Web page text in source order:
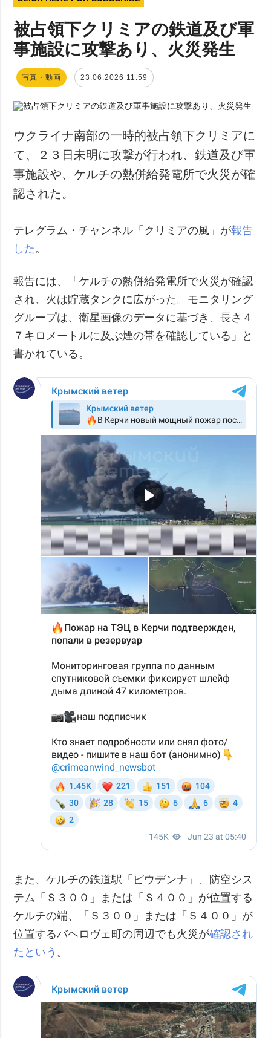
被占領下クリミアの鉄道及び軍
事施設に攻撃あり、火災発生
写真・動画 23.06.2026 11:59
ウクライナ南部の一時的被占領下クリミアに
て、２３日未明に攻撃が行われ、鉄道及び軍
事施設や、ケルチの熱併給発電所で火災が確
認された。
テレグラム・チャンネル「クリミアの風」が報告
した 。
報告には、「ケルチの熱併給発電所で火災が確認
され、火は貯蔵タンクに広がった。モニタリング
グループは、衛星画像のデータに基づき、長さ４
７キロメートルに及ぶ煙の帯を確認している」と
書かれている。
また、ケルチの鉄道駅「ピウデンナ」、防空シス
テム「Ｓ３００」または「Ｓ４００」が位置する
ケルチの端、「Ｓ３００」または「Ｓ４００」が
位置するバヘロヴェ町の周辺でも火災が確認され
たという 。